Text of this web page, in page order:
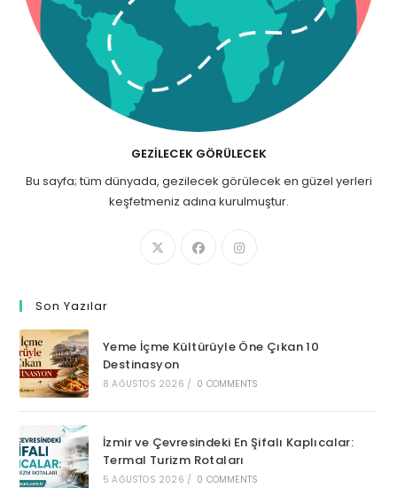
GEZILECEK GÖRÜLECEK
Bu sayfa; tüm dünyada, gezilecek görülecek en güzel yerleri
keşfetmeniz adına kurulmuştur.
Son Yazılar
Yeme İçme Kültürüyle Öne Çıkan 10
Destinasyon
8 AĞUSTOS 2026 / 0 COMMENTS
İzmir ve Çevresindeki En Şifalı Kaplıcalar:
Termal Turizm Rotaları
5 AĞUSTOS 2026 / 0 COMMENTS